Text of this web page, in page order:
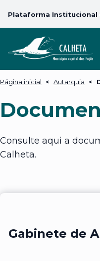
Plataforma Institucional
Página inicial < Autarquia <
Consulte aqui a
Calheta.
Gabinete de